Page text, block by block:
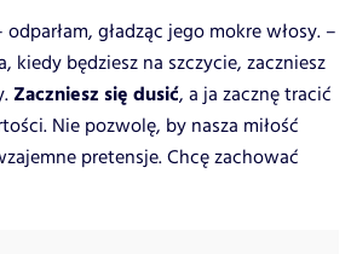
gładząc jego mokre włosy. –
kiedy będziesz na szczycie, zaczniesz
Zaczniesz się dusić, a ja zacznę tracić
Nie pozwolę, by nasza miłość
pretensje. Chcę zachować